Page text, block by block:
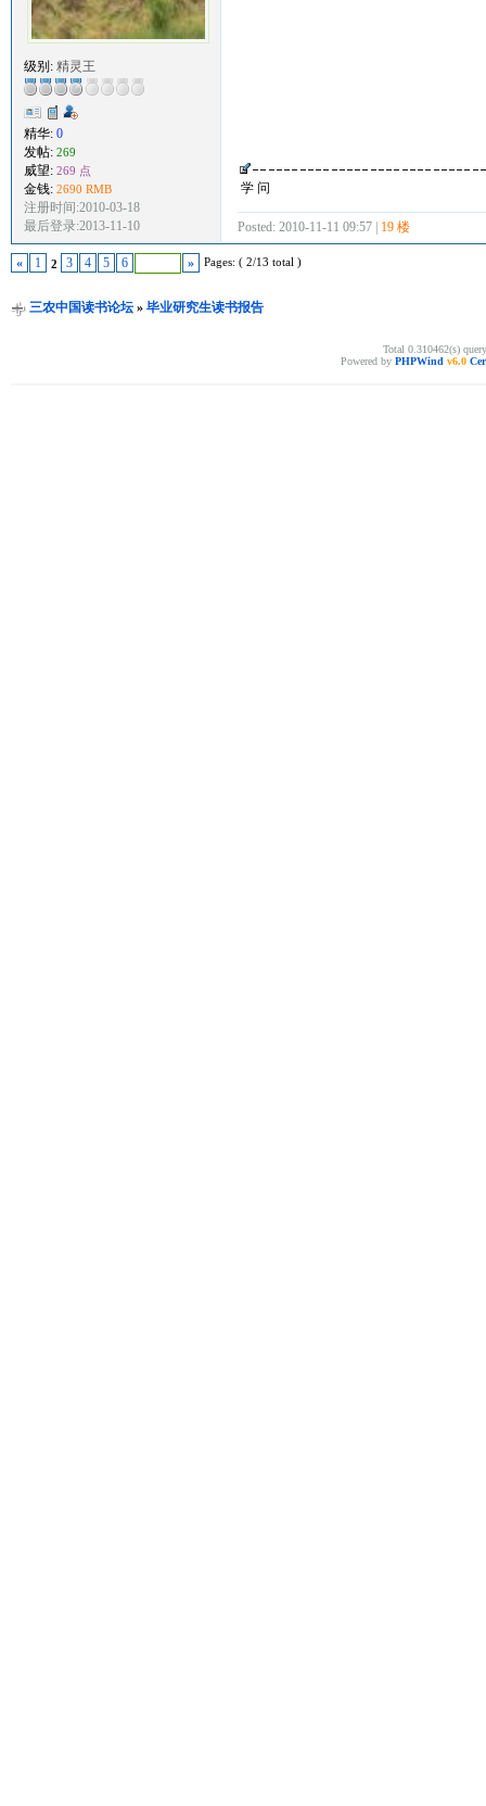
级别: 精灵王
精华: 0
发帖: 269
威望: 269 点
金钱: 2690 RMB
注册时间:2010-03-18
最后登录:2013-11-10
学 问
Posted: 2010-11-11 09:57 | 19 楼
« 1 2 3 4 5 6 » Pages: ( 2/13 total )
三农中国读书论坛» 毕业研究生读书报告
Total 0.310462(s)
Powered by PHPWind v6.0